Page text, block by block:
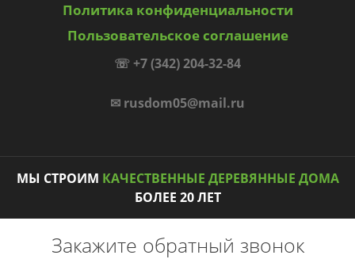
Политика конфиденциальности
Пользовательское соглашение
☏ +7 (342) 204-32-84
✉ rusdom05@mail.ru
МЫ СТРОИМ КАЧЕСТВЕННЫЕ ДЕРЕВЯННЫЕ ДОМА
БОЛЕЕ 20 ЛЕТ
Закажите обратный звонок